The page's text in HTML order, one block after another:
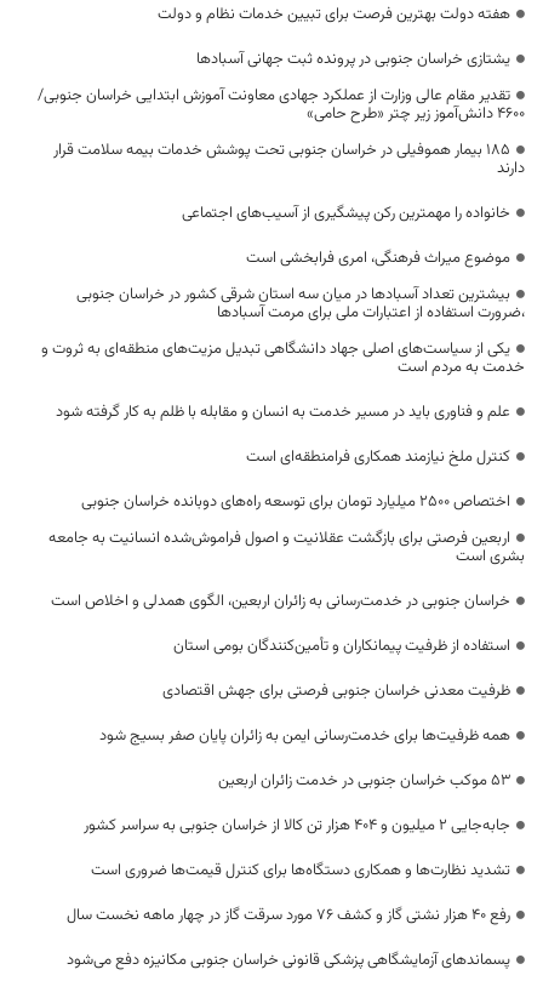
هفته دولت بهترین فرصت برای تبیین خدمات نظام و دولت
یشتازی خراسان جنوبی در پرونده ثبت جهانی آسبادها
تقدیر مقام عالی وزارت از عملکرد جهادی معاونت آموزش ابتدایی خراسان جنوبی/
۴۶۰۰ دانش‌آموز زیر چتر «طرح حامی»
۱۸۵ بیمار هموفیلی در خراسان جنوبی تحت پوشش خدمات بیمه سلامت قرار
دارند
خانواده را مهمترین رکن پیشگیری از آسیب‌های اجتماعی
موضوع میراث فرهنگی، امری فرابخشی است
بیشترین تعداد آسبادها در میان سه استان شرقی کشور در خراسان جنوبی
،ضرورت استفاده از اعتبارات ملی برای مرمت آسبادها
یکی از سیاست‌های اصلی جهاد دانشگاهی تبدیل مزیت‌های منطقه‌ای به ثروت و
خدمت به مردم است
علم و فناوری باید در مسیر خدمت به انسان و مقابله با ظلم به کار گرفته شود
کنترل ملخ نیازمند همکاری فرامنطقه‌ای است
اختصاص 2500 میلیارد تومان برای توسعه راه‌های دوبانده خراسان جنوبی
اربعین فرصتی برای بازگشت عقلانیت و اصول فراموش‌شده انسانیت به جامعه
بشری است
خراسان جنوبی در خدمت‌رسانی به زائران اربعین، الگوی همدلی و اخلاص است
استفاده از ظرفیت پیمانکاران و تأمین‌کنندگان بومی استان
ظرفیت معدنی خراسان جنوبی فرصتی برای جهش اقتصادی
همه ظرفیت‌ها برای خدمت‌رسانی ایمن به زائران پایان صفر بسیج شود
53 موکب خراسان جنوبی در خدمت زائران اربعین
جابه‌جایی 2 میلیون و 404 هزار تن کالا از خراسان جنوبی به سراسر کشور
تشدید نظارت‌ها و همکاری دستگاه‌ها برای کنترل قیمت‌ها ضروری است
رفع 40 هزار نشتی گاز و کشف 76 مورد سرقت گاز در چهار ماهه نخست سال
پسماندهای آزمایشگاهی پزشکی قانونی خراسان جنوبی مکانیزه دفع می‌شود